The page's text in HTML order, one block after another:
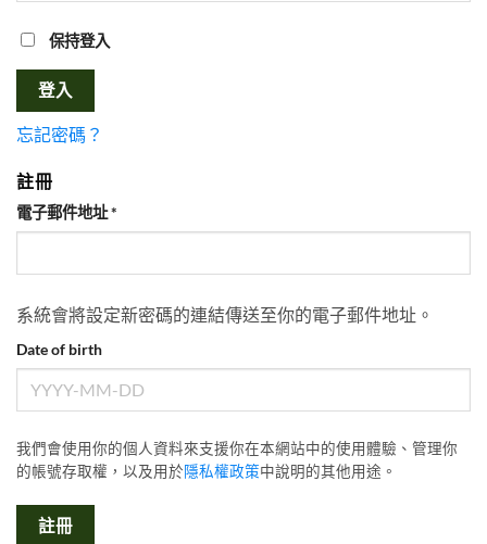
保持登入
登入
忘記密碼？
註冊
電子郵件地址*
填
系統會將設定新密碼的連結傳送至你的電子郵件地址。
Date of birth
我們會使用你的個人資料來支援你在本網站中的使用體驗、管理你
的帳號存取權，以及用於隱私權政策中說明的其他用途。
註冊